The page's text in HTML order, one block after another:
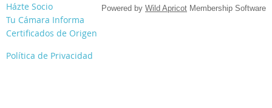
Házte Socio
Tu Cámara Informa
Certificados de Origen
Política de Privacidad
Powered by Wild Apricot Membership Software